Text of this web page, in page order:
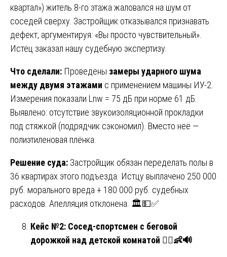
квартал») житель 8-го этажа жаловался на шум от
соседей сверху. Застройщик отказывался признавать
дефект, аргументируя: «Вы просто чувствительный».
Истец заказал нашу судебную экспертизу.
Что сделали: Проведены замеры ударного шума
между двумя этажами с применением машины ИУ-2.
Измерения показали Lnw = 75 дБ при норме 61 дБ.
Выявлено: отсутствие звукоизоляционной прокладки
под стяжкой (подрядчик сэкономил). Вместо неё —
полиэтиленовая плёнка.
Решение суда: Застройщик обязан переделать полы в
36 квартирах этого подъезда. Истцу выплачено 250 000
руб. морального вреда + 180 000 руб. судебных
расходов. Апелляция отклонена. 🏛️💵✅
Кейс №2: Сосед-спортсмен с беговой
дорожкой над детской комнатой 🏃‍♂️👶🔊